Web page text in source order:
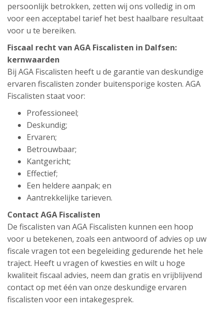
persoonlijk betrokken, zetten wij ons volledig in om
voor een acceptabel tarief het best haalbare resultaat
voor u te bereiken.
Fiscaal recht van AGA Fiscalisten in Dalfsen:
kernwaarden
Bij AGA Fiscalisten heeft u de garantie van deskundige
ervaren fiscalisten zonder buitensporige kosten. AGA
Fiscalisten staat voor:
Professioneel;
Deskundig;
Ervaren;
Betrouwbaar;
Kantgericht;
Effectief;
Een heldere aanpak; en
Aantrekkelijke tarieven.
Contact AGA Fiscalisten
De fiscalisten van AGA Fiscalisten kunnen een hoop
voor u betekenen, zoals een antwoord of advies op uw
fiscale vragen tot een begeleiding gedurende het hele
traject. Heeft u vragen of kwesties en wilt u hoge
kwaliteit fiscaal advies, neem dan gratis en vrijblijvend
contact op met één van onze deskundige ervaren
fiscalisten voor een intakegesprek.